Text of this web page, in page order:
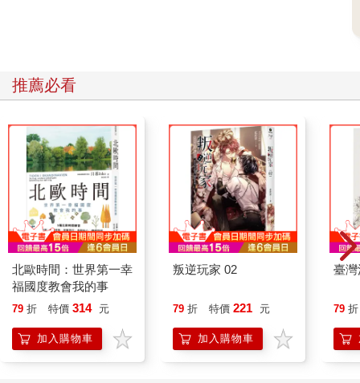
推薦必看
北歐時間：世界第一幸
福國度教會我的事
79 折 特價 314 元
加入購物車
叛逆玩家 02
79 折 特價 221 元
加入購物車
臺
79 折